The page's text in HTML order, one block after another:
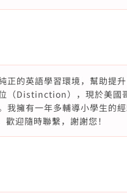
正的英語學習環境，幫助提
（Distinction），現於美國
我擁有一年多輔導小學生的
迎隨時聯繫，謝謝您！